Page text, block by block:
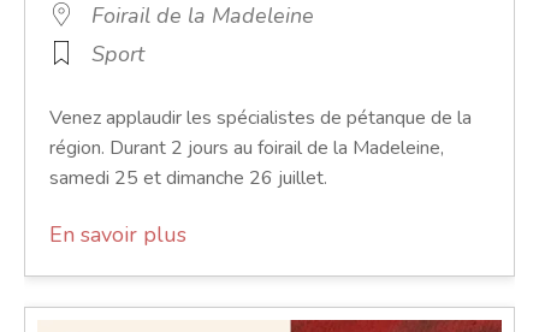
Foirail de la Madeleine
Sport
Venez applaudir les spécialistes de pétanque de la
région. Durant 2 jours au foirail de la Madeleine,
samedi 25 et dimanche 26 juillet.
En savoir plus